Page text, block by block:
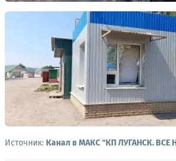
Источник: Канал в МАКС "КП ЛУГАНСК. ВСЕ